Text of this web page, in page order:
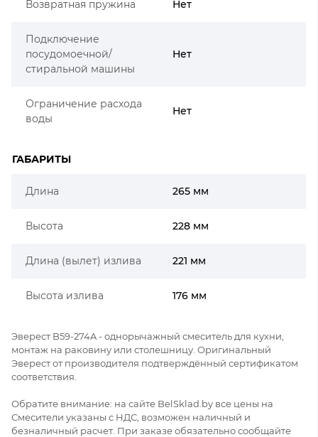
Возвратная пружина Нет
Подключение
посудомоечной/
стиральной машины
Нет
Ограничение расхода
воды
Нет
ГАБАРИТЫ
Длина 265 мм
Высота 228 мм
Длина (вылет) излива 221 мм
Высота излива 176 мм
Эверест B59-274A - однорычажный смеситель для кухни,
монтаж на раковину или столешницу. Оригинальный
Эверест от производителя подтверждённый сертификатом
соответствия.
Обратите внимание: на сайте BelSklad.by все цены на
Смесители указаны с НДС, возможен наличный и
безналичный расчет. При заказе обязательно сообщайте